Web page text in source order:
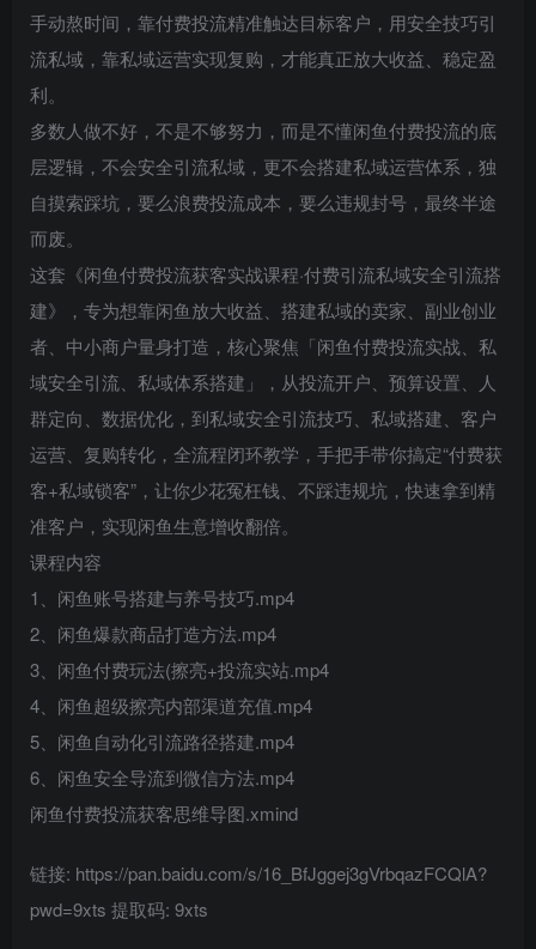
手动熬时间，靠付费投流精准触达目标客户，用安全技巧引
流私域，靠私域运营实现复购，才能真正放大收益、稳定盈
利。
多数人做不好，不是不够努力，而是不懂闲鱼付费投流的底
层逻辑，不会安全引流私域，更不会搭建私域运营体系，独
自摸索踩坑，要么浪费投流成本，要么违规封号，最终半途
而废。
这套《闲鱼付费投流获客实战课程·付费引流私域安全引流搭
建》，专为想靠闲鱼放大收益、搭建私域的卖家、副业创业
者、中小商户量身打造，核心聚焦「闲鱼付费投流实战、私
域安全引流、私域体系搭建」，从投流开户、预算设置、人
群定向、数据优化，到私域安全引流技巧、私域搭建、客户
运营、复购转化，全流程闭环教学，手把手带你搞定“付费获
客+私域锁客”，让你少花冤枉钱、不踩违规坑，快速拿到精
准客户，实现闲鱼生意增收翻倍。
课程内容
1、闲鱼账号搭建与养号技巧.mp4
2、闲鱼爆款商品打造方法.mp4
3、闲鱼付费玩法(擦亮+投流实站.mp4
4、闲鱼超级擦亮内部渠道充值.mp4
5、闲鱼自动化引流路径搭建.mp4
6、闲鱼安全导流到微信方法.mp4
闲鱼付费投流获客思维导图.xmind
链接: https://pan.baidu.com/s/16_BfJggej3gVrbqazFCQlA?
pwd=9xts 提取码: 9xts